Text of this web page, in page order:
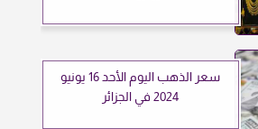
سعر الذهب اليوم الأحد 16 يونيو
2024 في الجزائر